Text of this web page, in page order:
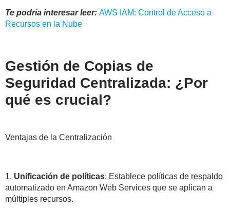
Te podría interesar leer: AWS IAM: Control de Acceso a
Recursos en la Nube
Gestión de Copias de
Seguridad Centralizada: ¿Por
qué es crucial?
Ventajas de la Centralización
1. Unificación de políticas: Establece políticas de respaldo
automatizado en Amazon Web Services que se aplican a
múltiples recursos.